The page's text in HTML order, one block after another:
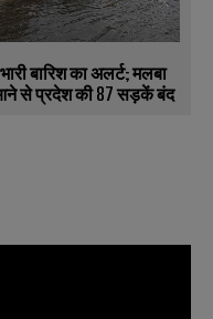
भारी बारिश का अलर्ट; मलबा
से प्रदेश की 87 सड़कें बंद